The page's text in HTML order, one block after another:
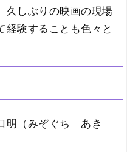
久しぶりの映画の現場
経験することも色々と
明（みぞぐち あき